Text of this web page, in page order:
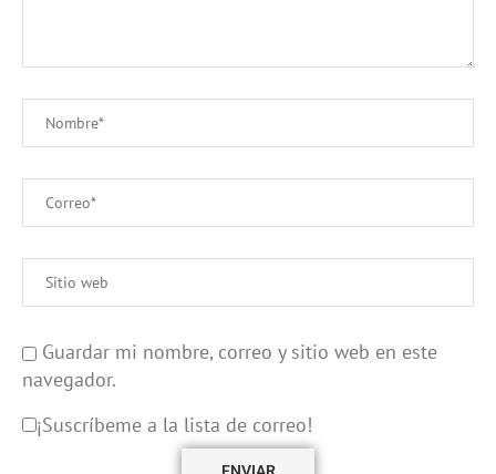
Guardar mi nombre, correo y sitio web en este
navegador.
¡Suscríbeme a la lista de correo!